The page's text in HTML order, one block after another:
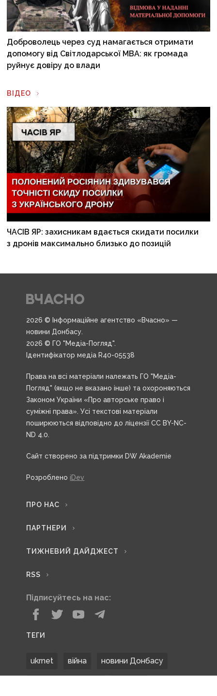
Доброволець через суд намагається отримати
допомогу від Світлодарської МВА: як громада
руйнує довіру до влади
ВІДЕО
ЧАСІВ ЯР: захисникам вдається скидати посилки
з дронів максимально близько до позицій
2026 © Інформаційне агентство «Вчасно» —
новини Донбасу.
2026 © ГО "Медіа-Погляд".
Ідентифікатор медіа R40-05538
Права на всі матеріали належать ГО "Медіа-
Погляд" (якщо не вказано інше) та охороняються
Законом України «Про авторське право і
суміжні права». Усі текстові матеріали
поширюються відповідно до ліцензії CC BY-NC-
ND 4.0.
Сайт створено за підтримки DW Akademie
Розроблено iDev
ПРО НАС
ПАРТНЕРИ
ТИЖНЕВИЙ ДАЙДЖЕСТ
RSS
Підписуйтесь на нас:
ТЕГИ
ukrnet війна новини Донбасу